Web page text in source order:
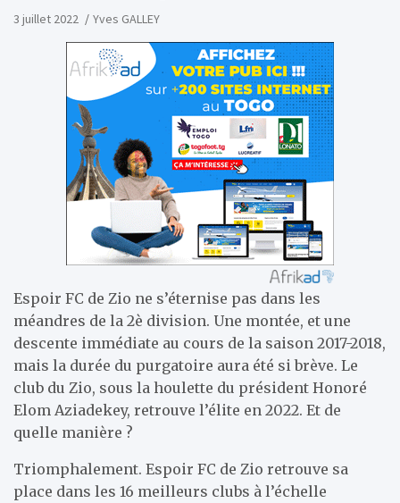
3 juillet 2022 Yves GALLEY
Espoir FC de Zio ne s’éternise pas dans les
méandres de la 2è division. Une montée, et une
descente immédiate au cours de la saison 2017-2018,
mais la durée du purgatoire aura été si brève. Le
club du Zio, sous la houlette du président Honoré
Elom Aziadekey, retrouve l’élite en 2022. Et de
quelle manière ?
Triomphalement. Espoir FC de Zio retrouve sa
place dans les 16 meilleurs clubs à l’échelle